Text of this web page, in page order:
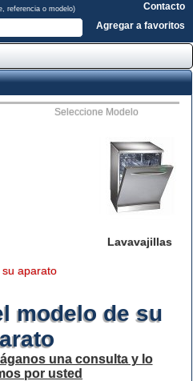
referencia o modelo)
Contacto
Agregar a favoritos
Seleccione Modelo
Lavavajillas
aparato
modelo de su
una consulta y lo
por usted